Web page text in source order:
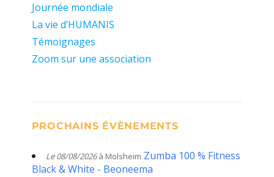
Journée mondiale
La vie d’HUMANIS
Témoignages
Zoom sur une association
PROCHAINS ÉVÈNEMENTS
Le 08/08/2026à Molsheim Zumba 100 % Fitness
Black & White - Beoneema